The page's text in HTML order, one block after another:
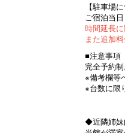
【駐車場
ご宿泊当
時間延長
また追加
■注意事項
完全予約
※備考欄等
※台数に限
◆近隣姉